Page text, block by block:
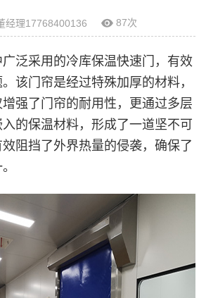
经理17768400136 87次
采用的冷库保温快速门，有效
该门帘是经过特殊加厚的材料，
强了门帘的耐用性，更通过多层
的保温材料，形成了一道坚不可
阻挡了外界热量的侵袭，确保了